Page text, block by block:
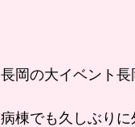
長岡の大イベント長
病棟でも久しぶりに